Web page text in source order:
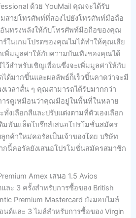
ด้วย YouMail คุณจะได้รับ
สายโทรศัพท์ที่สองไปยังโทรศัพท์มือถือ
นทรงพลังให้กับโทรศัพท์มือถือของคุณ
ร์ในเกมโปรดของคุณไม่ได้ทำให้คุณเสีย
พิ่มมูลค่าให้กับความบันเทิงของคุณได้
ไว้สำหรับเชิญเพื่อนซึ่งจะเพิ่มมูลค่าให้กับ
ด้มากขึ้นและผลลัพธ์ก็เร็วขึ้นคาดว่าจะมี
เวลาสั้น ๆ คุณสามารถได้รับมากกว่า
รดูเหมือนว่าคุณมีอยู่ในพื้นที่ในหลาย
งเลือกสีและปรับแต่งตามที่ตัวเองเลือก
มพันแล็ดโบร๊กส์เสนอโปรโมชั่นสมัคร
กค้าใหม่คอรัลเป็นเจ้าของโดย บริษัท
กนี้คอรัลยังเสนอโปรโมชั่นสมัครสมาชิก
Amex เสนอ 1.5 Avios
ละ 3 ครั้งสำหรับการซื้อของ British
Premium Mastercard ยังมอบไมล์
นด์และ 3 ไมล์สำหรับการซื้อของ Virgin